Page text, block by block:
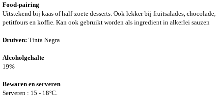
Food-pairing
Uitstekend bij kaas of half-zoete desserts. Ook lekker bij fruitsalades, chocolade,
petitfours en koffie. Kan ook gebruikt worden als ingredient in alkerlei sauzen
Druiven: Tinta Negra
Alcoholgehalte
19%
Bewaren en serveren
Serveren : 15 - 18°C.